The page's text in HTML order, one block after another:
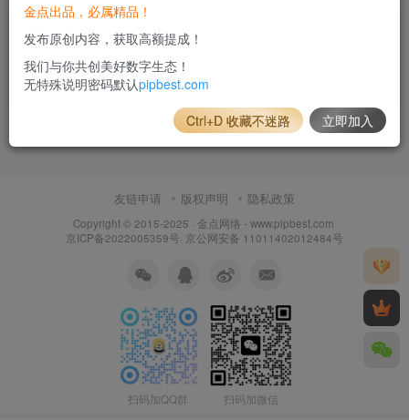
大话回合手游【逍遥3-逍遥仙境】最新
整理Linux手工服务端_安卓苹果双端_
营运后台_详细搭建教程
游戏源码
友链申请 版权声明 隐私政策
Copyright © 2015-2025 · 金点网络 - www.pipbest.com
京ICP备2022005359号· 京公网安备 11011402012484号
扫码加QQ群 扫码加微信
金点出品，必属精品！
发布原创内容，获取高额提成！
我们与你共创美好数字生态！
无特殊说明密码默认pipbest.com
Ctrl+D 收藏不迷路 立即加入